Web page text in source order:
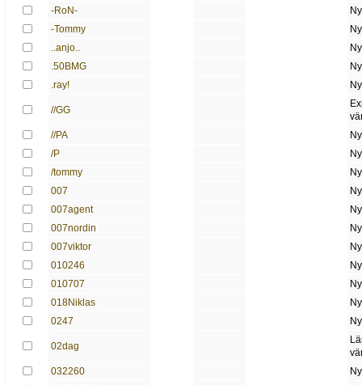
-RoN-
-Tommy
..anjo..
.50BMG
.ray!
//GG
//PA
/P
/tommy
007
007agent
007nordin
007viktor
010246
010707
018Niklas
0247
02dag
032260